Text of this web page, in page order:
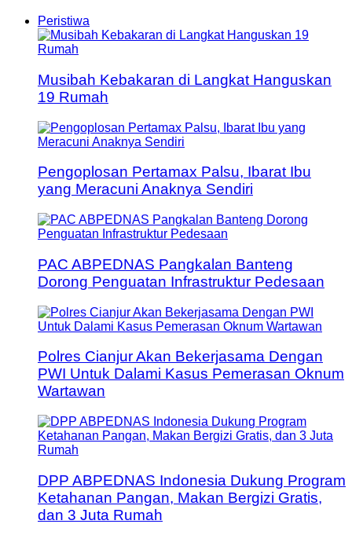
Peristiwa
Musibah Kebakaran di Langkat Hanguskan
19 Rumah
Pengoplosan Pertamax Palsu, Ibarat Ibu
yang Meracuni Anaknya Sendiri
PAC ABPEDNAS Pangkalan Banteng
Dorong Penguatan Infrastruktur Pedesaan
Polres Cianjur Akan Bekerjasama Dengan
PWI Untuk Dalami Kasus Pemerasan Oknum
Wartawan
DPP ABPEDNAS Indonesia Dukung Program
Ketahanan Pangan, Makan Bergizi Gratis,
dan 3 Juta Rumah